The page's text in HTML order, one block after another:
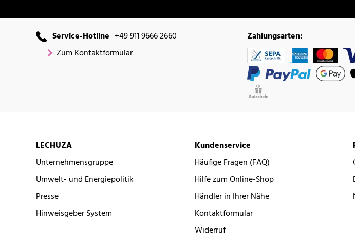
Service-Hotline +49 911 9666 2660
Zum Kontaktformular
Zahlungsarten:
LECHUZA
Unternehmensgruppe
Umwelt- und Energiepolitik
Presse
Hinweisgeber System
Kundenservice
Häufige Fragen (FAQ)
Hilfe zum Online-Shop
Händler in Ihrer Nähe
Kontaktformular
Widerruf